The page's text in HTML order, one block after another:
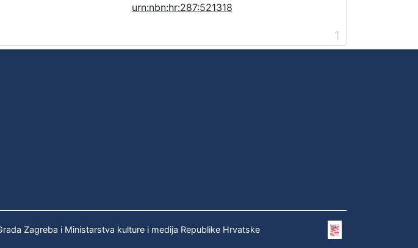
urn:nbn:hr:287:521318
1
Zagreba i Ministarstva kulture i medija Republike Hrvatske